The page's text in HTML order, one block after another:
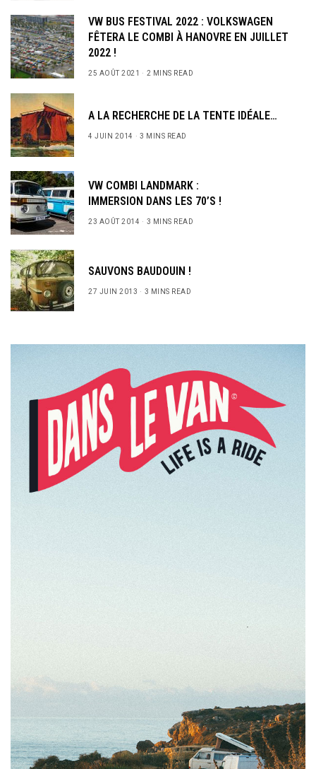
VW BUS FESTIVAL 2022 : VOLKSWAGEN
FÊTERA LE COMBI À HANOVRE EN JUILLET
2022 !
25 AOÛT 2021 2 MINS READ
A LA RECHERCHE DE LA TENTE IDÉALE…
4 JUIN 2014 3 MINS READ
VW COMBI LANDMARK :
IMMERSION DANS LES 70’S !
23 AOÛT 2014 3 MINS READ
SAUVONS BAUDOUIN !
27 JUIN 2013 3 MINS READ